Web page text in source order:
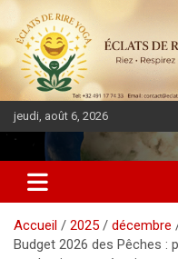
jeudi, août 6, 2026
DIASPORA
Accueil 2025 décembre
Budget 2026 des Pêches :